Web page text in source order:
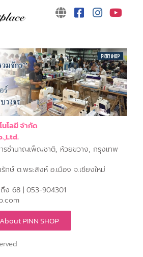
โลยี จำกัด
รชำนาญเพ็ญชาติ, ห้วยขวาง, กรุงเทพ
กษ์ ต.พระสิงห์ อ.เมือง จ.เชียงใหม่
ง 68 | 053-904301
About PINN SHOP